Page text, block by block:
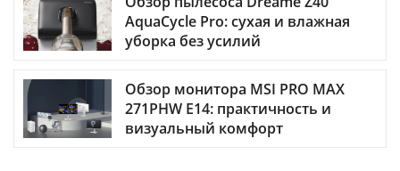
AquaCycle Pro: сухая и влажная
уборка без усилий
Обзор монитора MSI PRO MAX
271PHW E14: практичность и
визуальный комфорт